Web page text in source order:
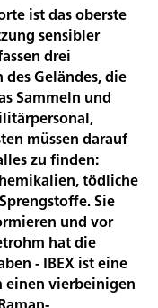
ist das oberste
sensibler
drei
Geländes, die
Sammeln und
müssen darauf
zu finden:
tödliche
Sie
und vor
hat die
- IBEX ist eine
einen vierbeinigen